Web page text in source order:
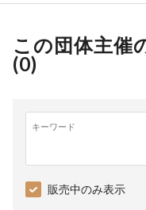
この団体主催
(0)
キーワード
販売中のみ表示